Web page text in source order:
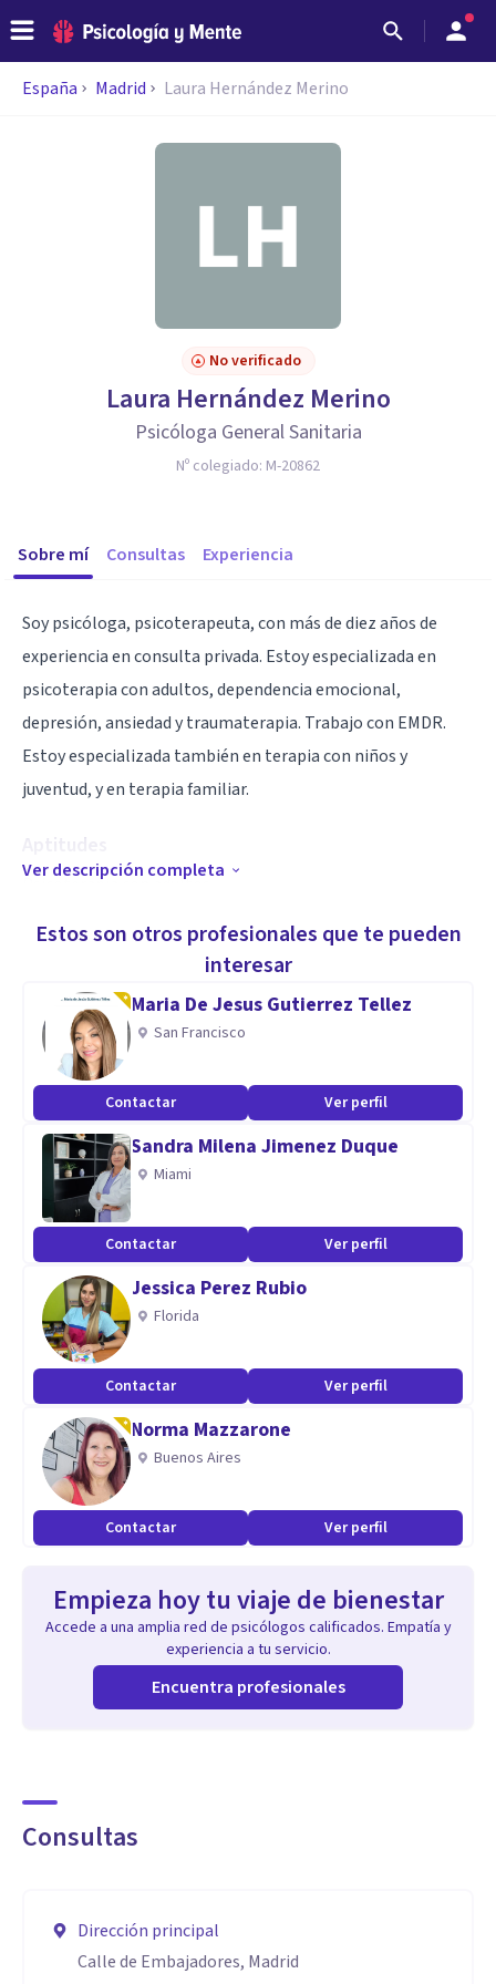
España Madrid Laura Hernández Merino
No verificado
Laura Hernández Merino
Psicóloga General Sanitaria
Nº colegiado: M-20862
Sobre mí Consultas Experiencia
Soy psicóloga, psicoterapeuta, con más de diez años de
experiencia en consulta privada. Estoy especializada en
psicoterapia con adultos, dependencia emocional,
depresión, ansiedad y traumaterapia. Trabajo con EMDR.
Estoy especializada también en terapia con niños y
juventud, y en terapia familiar.
Aptitudes
Psicoterapia con adultos.
Psicología Perinatal, embarazo parto y postparto
Parentalidad y familia
Ver descripción completa
Estos son otros profesionales que te pueden
interesar
Maria De Jesus Gutierrez Tellez
San Francisco
Contactar Ver perfil
Sandra Milena Jimenez Duque
Miami
Contactar Ver perfil
Jessica Perez Rubio
Florida
Contactar Ver perfil
Norma Mazzarone
Buenos Aires
Contactar Ver perfil
Empieza hoy tu viaje de bienestar
Accede a una amplia red de psicólogos calificados. Empatía y
experiencia a tu servicio.
Encuentra profesionales
Consultas
Dirección principal
Calle de Embajadores, Madrid